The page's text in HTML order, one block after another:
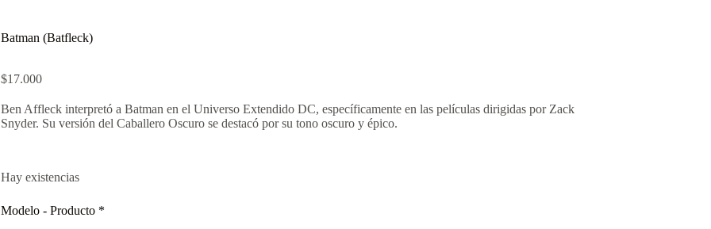
Batman (Batfleck)
$17.000
Ben Affleck interpretó a Batman en el Universo Extendido DC, específicamente en las películas dirigidas por Zack
Snyder. Su versión del Caballero Oscuro se destacó por su tono oscuro y épico.
Hay existencias
Modelo - Producto *